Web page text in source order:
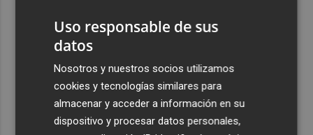
Uso responsable de sus
datos
Nosotros y nuestros socios utilizamos
cookies y tecnologías similares para
almacenar y acceder a información en su
dispositivo y procesar datos personales,